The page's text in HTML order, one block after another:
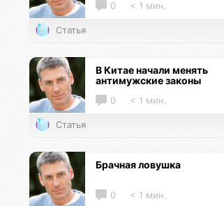
0 < 1 мин.
Статья
В Китае начали менять
антимужские законы
0 < 1 мин.
Статья
Брачная ловушка
0 < 1 мин.